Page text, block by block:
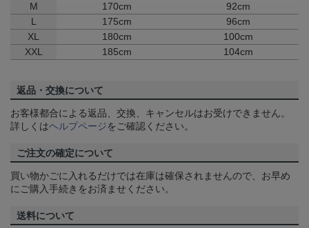
M
170cm
92cm
L
175cm
96cm
XL
180cm
100cm
XXL
185cm 104cm
返品・交換について
お客様都合による返品、交換、キャンセルはお受けできません。
詳しくはヘルプページをご確認ください。
ご注文の確定について
買い物かごに入れるだけでは在庫は確保されませんので、お早め
にご購入手続きをお済ませください。
送料について